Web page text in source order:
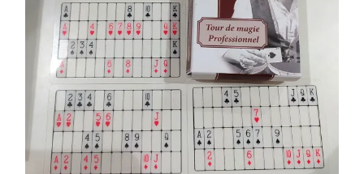
Magie
Professionnel
Mentaliste